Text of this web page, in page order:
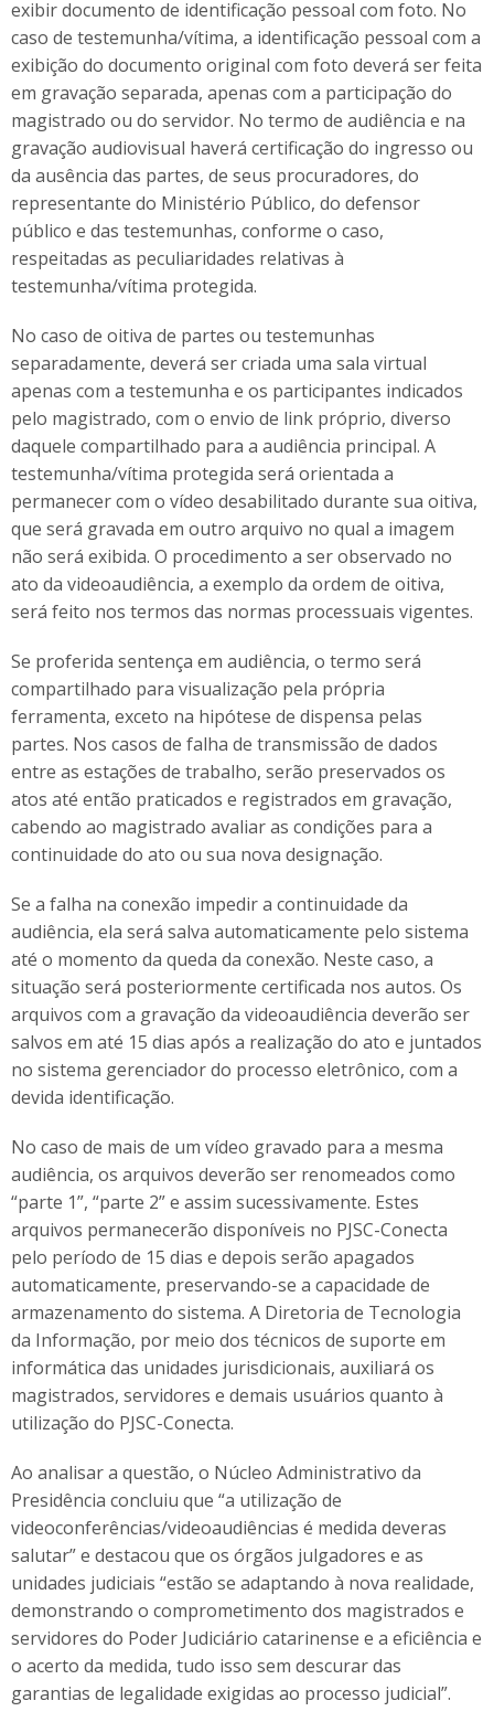
exibir documento de identificação pessoal com foto. No
caso de testemunha/vítima, a identificação pessoal com a
exibição do documento original com foto deverá ser feita
em gravação separada, apenas com a participação do
magistrado ou do servidor. No termo de audiência e na
gravação audiovisual haverá certificação do ingresso ou
da ausência das partes, de seus procuradores, do
representante do Ministério Público, do defensor
público e das testemunhas, conforme o caso,
respeitadas as peculiaridades relativas à
testemunha/vítima protegida.
No caso de oitiva de partes ou testemunhas
separadamente, deverá ser criada uma sala virtual
apenas com a testemunha e os participantes indicados
pelo magistrado, com o envio de link próprio, diverso
daquele compartilhado para a audiência principal. A
testemunha/vítima protegida será orientada a
permanecer com o vídeo desabilitado durante sua oitiva,
que será gravada em outro arquivo no qual a imagem
não será exibida. O procedimento a ser observado no
ato da videoaudiência, a exemplo da ordem de oitiva,
será feito nos termos das normas processuais vigentes.
Se proferida sentença em audiência, o termo será
compartilhado para visualização pela própria
ferramenta, exceto na hipótese de dispensa pelas
partes. Nos casos de falha de transmissão de dados
entre as estações de trabalho, serão preservados os
atos até então praticados e registrados em gravação,
cabendo ao magistrado avaliar as condições para a
continuidade do ato ou sua nova designação.
Se a falha na conexão impedir a continuidade da
audiência, ela será salva automaticamente pelo sistema
até o momento da queda da conexão. Neste caso, a
situação será posteriormente certificada nos autos. Os
arquivos com a gravação da videoaudiência deverão ser
salvos em até 15 dias após a realização do ato e juntados
no sistema gerenciador do processo eletrônico, com a
devida identificação.
No caso de mais de um vídeo gravado para a mesma
audiência, os arquivos deverão ser renomeados como
“parte 1”, “parte 2” e assim sucessivamente. Estes
arquivos permanecerão disponíveis no PJSC-Conecta
pelo período de 15 dias e depois serão apagados
automaticamente, preservando-se a capacidade de
armazenamento do sistema. A Diretoria de Tecnologia
da Informação, por meio dos técnicos de suporte em
informática das unidades jurisdicionais, auxiliará os
magistrados, servidores e demais usuários quanto à
utilização do PJSC-Conecta.
Ao analisar a questão, o Núcleo Administrativo da
Presidência concluiu que “a utilização de
videoconferências/videoaudiências é medida deveras
salutar” e destacou que os órgãos julgadores e as
unidades judiciais “estão se adaptando à nova realidade,
demonstrando o comprometimento dos magistrados e
servidores do Poder Judiciário catarinense e a eficiência e
o acerto da medida, tudo isso sem descurar das
garantias de legalidade exigidas ao processo judicial”.